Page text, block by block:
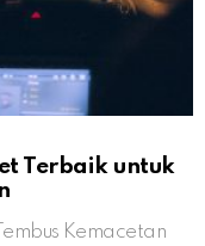
Terbaik untuk
Kemacetan